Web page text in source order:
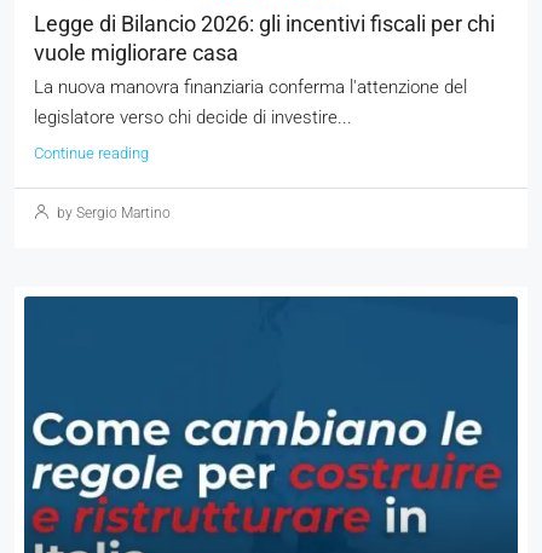
Legge di Bilancio 2026: gli incentivi fiscali per chi
vuole migliorare casa
La nuova manovra finanziaria conferma l'attenzione del
legislatore verso chi decide di investire...
Continue reading
by Sergio Martino